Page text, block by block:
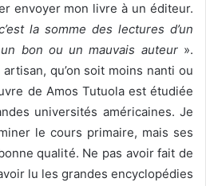
envoyer mon livre à un éditeur.
la somme des lectures d’un
bon ou un mauvais auteur».
qu’on soit moins nanti ou
de Amos Tutuola est étudiée
universités américaines. Je
le cours primaire, mais ses
qualité. Ne pas avoir fait de
lu les grandes encyclopédies